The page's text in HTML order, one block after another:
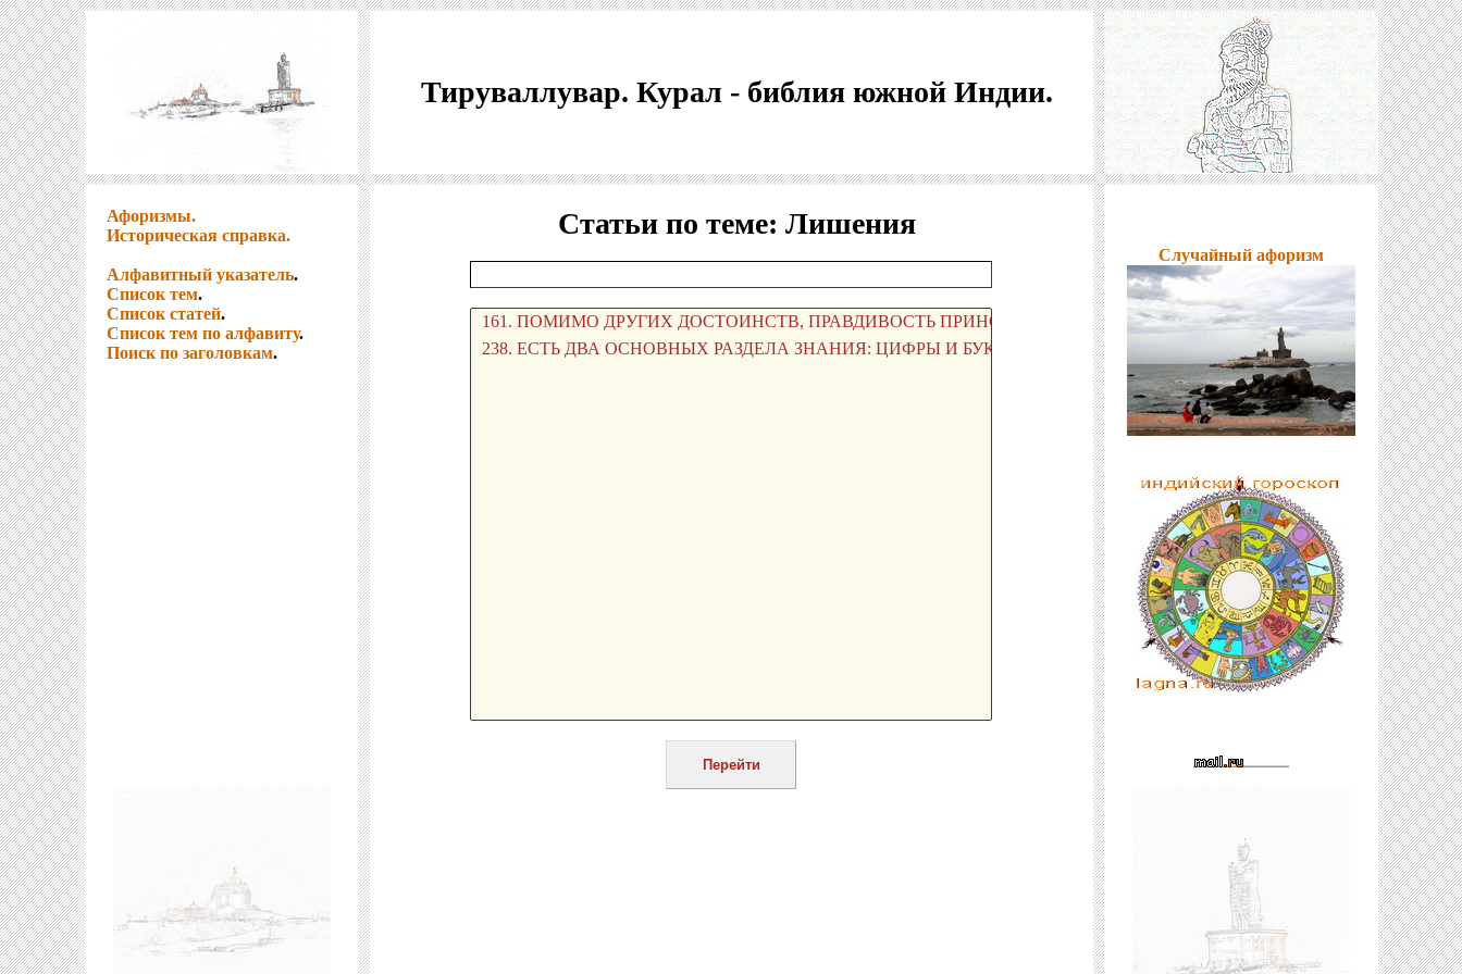
Тируваллувар. Курал - библия южной Индии.
Афоризмы.
Историческая справка.
Алфавитный указатель.
Список тем.
Список статей.
Список тем по алфавиту.
Поиск по заголовкам.
Статьи по теме: Лишения
Случайный афоризм